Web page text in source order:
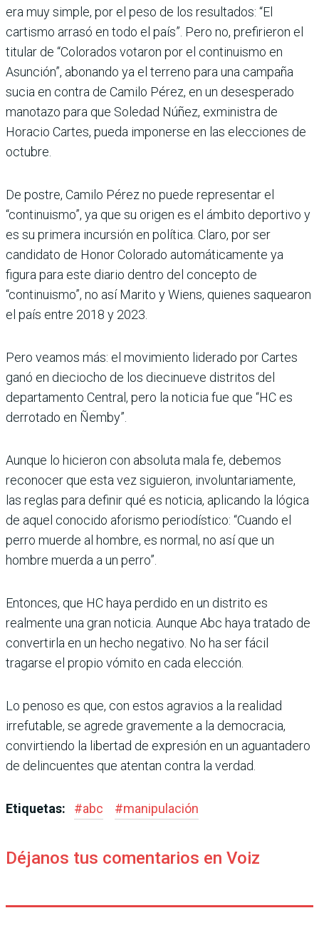
era muy simple, por el peso de los resultados: “El
cartismo arrasó en todo el país”. Pero no, prefirieron el
titular de “Colorados votaron por el continuismo en
Asunción”, abonando ya el terreno para una campaña
sucia en contra de Camilo Pérez, en un desesperado
manotazo para que Soledad Núñez, exministra de
Horacio Cartes, pueda imponerse en las elecciones de
octubre.
De postre, Camilo Pérez no puede representar el
“continuismo”, ya que su origen es el ámbito deportivo y
es su primera incursión en política. Claro, por ser
candidato de Honor Colorado automáticamente ya
figura para este diario dentro del concepto de
“continuismo”, no así Marito y Wiens, quienes saquearon
el país entre 2018 y 2023.
Pero veamos más: el movimiento liderado por Cartes
ganó en dieciocho de los diecinueve distritos del
departamento Central, pero la noticia fue que “HC es
derrotado en Ñemby”.
Aunque lo hicieron con absoluta mala fe, debemos
reconocer que esta vez siguieron, involuntariamente,
las reglas para definir qué es noticia, aplicando la lógica
de aquel conocido aforismo periodístico: “Cuando el
perro muerde al hombre, es normal, no así que un
hombre muerda a un perro”.
Entonces, que HC haya perdido en un distrito es
realmente una gran noticia. Aunque Abc haya tratado de
convertirla en un hecho negativo. No ha ser fácil
tragarse el propio vómito en cada elección.
Lo penoso es que, con estos agravios a la realidad
irrefutable, se agrede gravemente a la democracia,
convirtiendo la libertad de expresión en un aguantadero
de delincuentes que atentan contra la verdad.
Etiquetas: #abc #manipulación
Déjanos tus comentarios en Voiz